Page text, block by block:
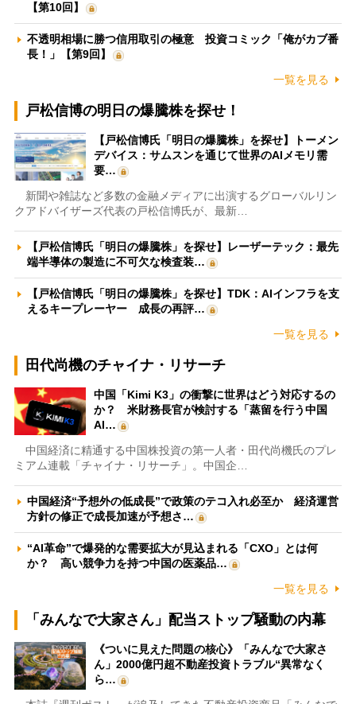
【第10回】
不透明相場に勝つ信用取引の極意 投資コミック「俺がカブ番
長！」【第9回】
一覧を見る
戸松信博の明日の爆騰株を探せ！
【戸松信博氏「明日の爆騰株」を探せ】トーメン
デバイス：サムスンを通じて世界のAIメモリ需
要…
新聞や雑誌など多数の金融メディアに出演するグローバルリン
クアドバイザーズ代表の戸松信博氏が、最新…
【戸松信博氏「明日の爆騰株」を探せ】レーザーテック：最先
端半導体の製造に不可欠な検査装…
【戸松信博氏「明日の爆騰株」を探せ】TDK：AIインフラを支
えるキープレーヤー 成長の再評…
一覧を見る
田代尚機のチャイナ・リサーチ
中国「Kimi K3」の衝撃に世界はどう対応するの
か？ 米財務長官が検討する「蒸留を行う中国
AI…
中国経済に精通する中国株投資の第一人者・田代尚機氏のプレ
ミアム連載「チャイナ・リサーチ」。中国企…
中国経済“予想外の低成長”で政策のテコ入れ必至か 経済運営
方針の修正で成長加速が予想さ…
“AI革命”で爆発的な需要拡大が見込まれる「CXO」とは何
か？ 高い競争力を持つ中国の医薬品…
一覧を見る
「みんなで大家さん」配当ストップ騒動の内幕
《ついに見えた問題の核心》「みんなで大家さ
ん」2000億円超不動産投資トラブル“異常なく
ら…